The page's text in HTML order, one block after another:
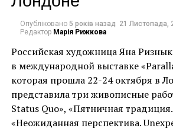
вирізали роботу
стіни
росіянами
повідомив
Києва Олексій
своєму дописі в
дитинства,
вже в 1960-х роках
тісно
його батьком,
Рудольфом
Цвірнером, –
Опубліковано 5 років назад 21 Листопада,
Редактор Марія Рижкова
Российская художница Яна
в международной выставке
которая прошла 22-24 октября в
представила три живописные
Status Quo», «Пятничная
«Неожиданная перспектива.